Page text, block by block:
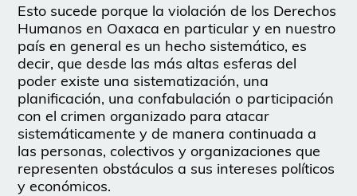
Esto sucede porque la violación de los Derechos
Humanos en Oaxaca en particular y en nuestro
país en general es un hecho sistemático, es
decir, que desde las más altas esferas del
poder existe una sistematización, una
planificación, una confabulación o participación
con el crimen organizado para atacar
sistemáticamente y de manera continuada a
las personas, colectivos y organizaciones que
representen obstáculos a sus intereses políticos
y económicos.